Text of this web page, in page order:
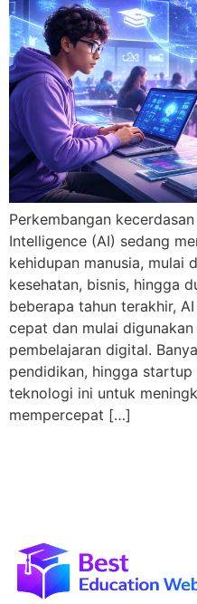
Perkembangan
Intelligence (AI) sedang
kehidupan manusia, mulai
kesehatan, bisnis, hingga
beberapa tahun terakhir,
cepat dan mulai
pembelajaran digital.
pendidikan, hingga
teknologi ini untuk
mempercepat […]